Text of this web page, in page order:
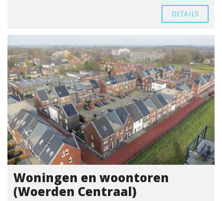
DETAILS
Woningen en woontoren
(Woerden Centraal)